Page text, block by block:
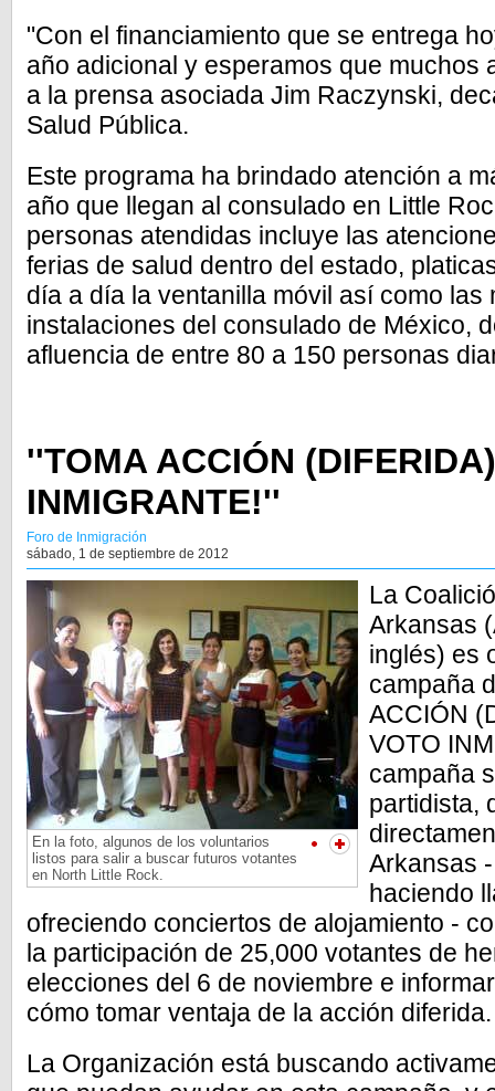
"Con el financiamiento que se entrega
año adicional y esperamos que muchos
a la prensa asociada Jim Raczynski,
Salud Pública.
Este programa ha brindado atención a
año que llegan al consulado en Little
personas atendidas incluye las
ferias de salud dentro del estado,
día a día la ventanilla móvil así como las
instalaciones del consulado de México,
afluencia de entre 80 a 150 personas
''TOMA ACCIÓN
INMIGRANTE!''
Foro de Inmigración
sábado, 1 de septiembre de 2012
En la foto, algunos de los voluntarios
listos para salir a buscar futuros votantes
en North Little Rock.
La
Arkansas
inglés) es
campaña
ACCIÓN
VOTO
campaña
partidista,
Arkansas
haciendo
ofreciendo conciertos de alojamiento -
la participación de 25,000 votantes de
elecciones del 6 de noviembre e
cómo tomar ventaja de la acción diferida.
La Organización está buscando